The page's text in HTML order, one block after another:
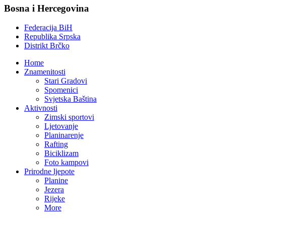
Bosna i Hercegovina
Federacija BiH
Republika Srpska
Distrikt Brčko
Home
Znamenitosti
Stari Gradovi
Spomenici
Svjetska Baština
Aktivnosti
Zimski sportovi
Ljetovanje
Planinarenje
Rafting
Biciklizam
Foto kampovi
Prirodne ljepote
Planine
Jezera
Rijeke
More